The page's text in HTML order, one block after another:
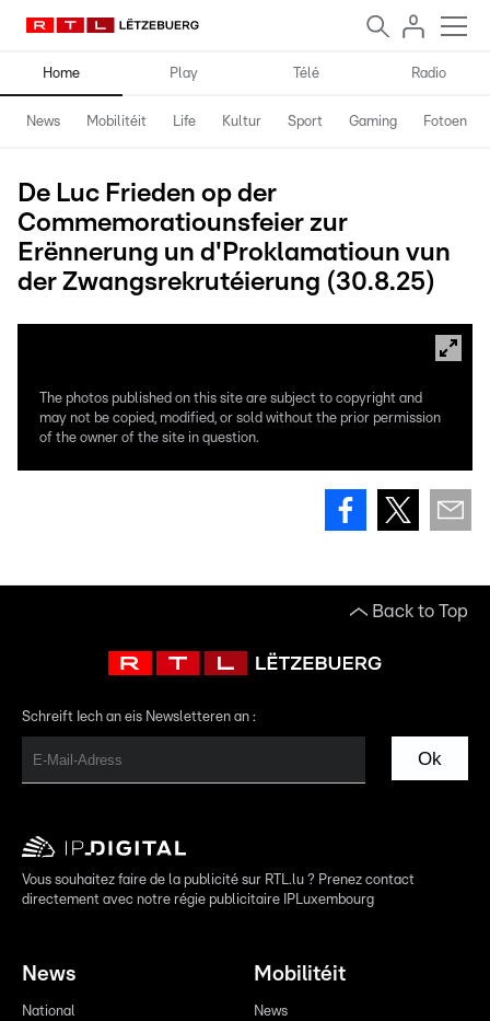
Home Play Télé Radio
News Mobilitéit Life Kultur Sport Gaming Fotoen
De Luc Frieden op der
Commemoratiounsfeier zur
Erënnerung un d'Proklamatioun vun
der Zwangsrekrutéierung (30.8.25)
The photos published on this site are subject to copyright and
may not be copied, modified, or sold without the prior permission
of the owner of the site in question.
Back to Top
Schreift Iech an eis Newsletteren an :
Ok
Vous souhaitez faire de la publicité sur RTL.lu ? Prenez contact
directement avec notre régie publicitaire IPLuxembourg
News
National
Mobilitéit
News